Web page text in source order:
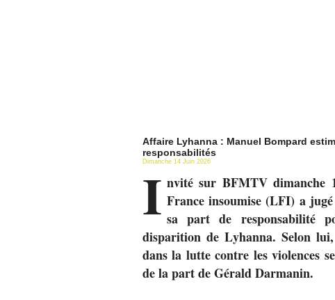
Affaire Lyhanna : Manuel Bompard
responsabilités
Dimanche 14 Juin 2026
I nvité sur BFMTV dimanche
France insoumise (LFI) a
sa part de responsabilité
disparition de Lyhanna. Selon
dans la lutte contre les violences
de la part de Gérald Darmanin.